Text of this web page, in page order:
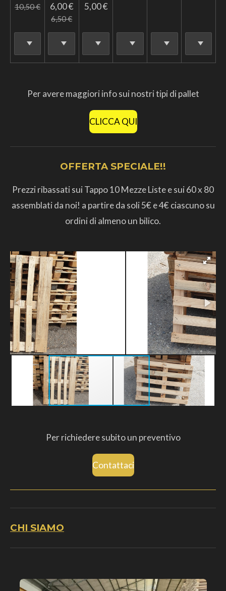
10,50 € 6,00 €
6,50 €
5,00 €
Per avere maggiori info sui nostri tipi di pallet
CLICCA QUI
OFFERTA SPECIALE!!
Prezzi ribassati sui Tappo 10 Mezze Liste e sui 60 x 80
assemblati da noi! a partire da soli 5€ e 4€ ciascuno su
ordini di almeno un bilico.
Per richiedere subito un preventivo
Contattaci
CHI SIAMO